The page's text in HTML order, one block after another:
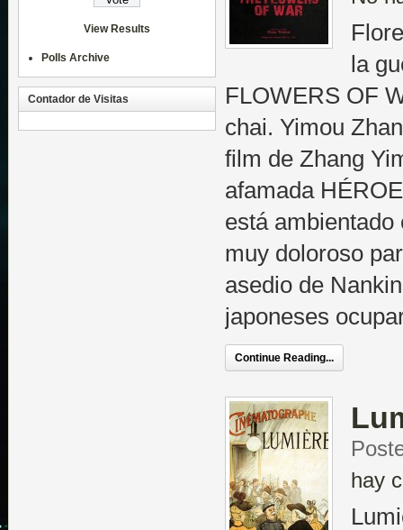
la
FLOWERS OF
chai. Yimou
film de Zhang
afamada
está ambientado
muy doloroso
asedio de
japoneses
Continue Reading...
hay
View Results
Polls Archive
Contador de Visitas